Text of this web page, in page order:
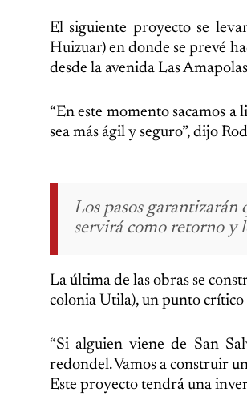
El siguiente proyecto se
Huizuar) en donde se prevé
desde la avenida Las
“En este momento sacamos
sea más ágil y seguro”, dijo
Los pasos garantizarán
servirá como retorno y
La última de las obras se
colonia Utila), un punto
“Si alguien viene de San
redondel. Vamos a construir
Este proyecto tendrá una